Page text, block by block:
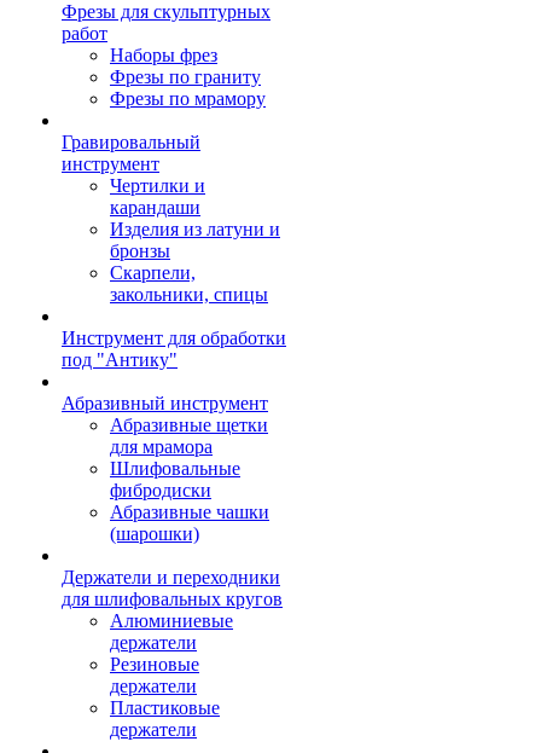
Фрезы для скульптурных
работ
Наборы фрез
Фрезы по граниту
Фрезы по мрамору
Гравировальный
инструмент
Чертилки и
карандаши
Изделия из латуни и
бронзы
Скарпели,
закольники, спицы
Инструмент для обработки
под "Антику"
Абразивный инструмент
Абразивные щетки
для мрамора
Шлифовальные
фибродиски
Абразивные чашки
(шарошки)
Держатели и переходники
для шлифовальных кругов
Алюминиевые
держатели
Резиновые
держатели
Пластиковые
держатели